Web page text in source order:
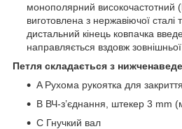
монополярний високочастотний
виготовлена з нержавіючої сталі
дистальний кінець ковпачка
направляється вздовж
Петля складається з
A Рухома рукоятка для
B ВЧ-з’єднання, штекер 3 mm
C Гнучкий вал